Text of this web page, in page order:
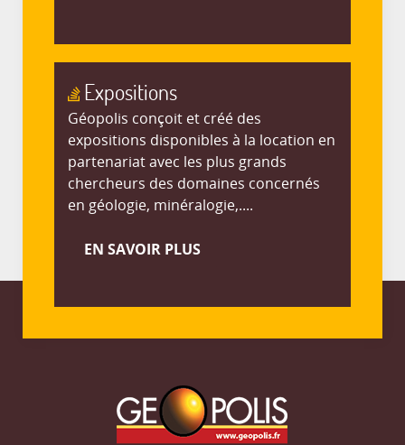
Expositions
Géopolis conçoit et créé des
expositions disponibles à la location en
partenariat avec les plus grands
chercheurs des domaines concernés
en géologie, minéralogie,....
EN SAVOIR PLUS